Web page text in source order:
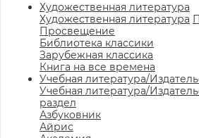
Художественная литература
Художественная литература
Просвещение
Библиотека классики
Зарубежная классика
Книга на все времена
Учебная литература/
Учебная литература/
раздел
Азбуковник
Айрис